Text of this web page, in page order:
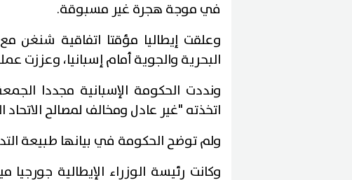
في موجة هجرة غير مسبوقة.
وعلقت إيطاليا مؤقتا اتفاقية شنغن
البحرية والجوية أمام إسبانيا، وعززت
ونددت الحكومة الإسبانية مجددا
اتخذته "غير عادل ومخالف لمصالح
ولم توضح الحكومة في بيانها طبيعة
وكانت رئيسة الوزراء الإيطالية